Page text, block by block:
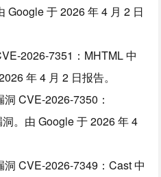
Google 于 2026 年 4 月 2 日
2026-7351：MHTML 中
年 4 月 2 日报告。
CVE-2026-7350：
。由 Google 于 2026 年 4
CVE-2026-7349：Cast 中